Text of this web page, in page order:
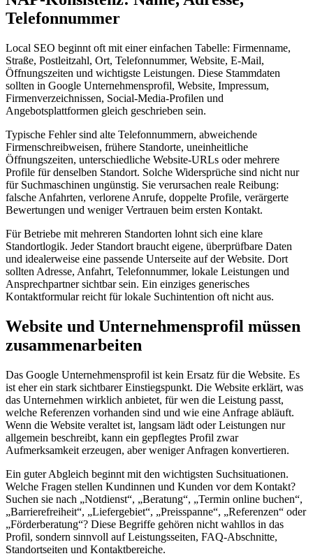
Telefonnummer
Local SEO beginnt oft mit einer einfachen Tabelle: Firmenname,
Straße, Postleitzahl, Ort, Telefonnummer, Website, E-Mail,
Öffnungszeiten und wichtigste Leistungen. Diese Stammdaten
sollten in Google Unternehmensprofil, Website, Impressum,
Firmenverzeichnissen, Social-Media-Profilen und
Angebotsplattformen gleich geschrieben sein.
Typische Fehler sind alte Telefonnummern, abweichende
Firmenschreibweisen, frühere Standorte, uneinheitliche
Öffnungszeiten, unterschiedliche Website-URLs oder mehrere
Profile für denselben Standort. Solche Widersprüche sind nicht nur
für Suchmaschinen ungünstig. Sie verursachen reale Reibung:
falsche Anfahrten, verlorene Anrufe, doppelte Profile, verärgerte
Bewertungen und weniger Vertrauen beim ersten Kontakt.
Für Betriebe mit mehreren Standorten lohnt sich eine klare
Standortlogik. Jeder Standort braucht eigene, überprüfbare Daten
und idealerweise eine passende Unterseite auf der Website. Dort
sollten Adresse, Anfahrt, Telefonnummer, lokale Leistungen und
Ansprechpartner sichtbar sein. Ein einziges generisches
Kontaktformular reicht für lokale Suchintention oft nicht aus.
Website und Unternehmensprofil müssen
zusammenarbeiten
Das Google Unternehmensprofil ist kein Ersatz für die Website. Es
ist eher ein stark sichtbarer Einstiegspunkt. Die Website erklärt, was
das Unternehmen wirklich anbietet, für wen die Leistung passt,
welche Referenzen vorhanden sind und wie eine Anfrage abläuft.
Wenn die Website veraltet ist, langsam lädt oder Leistungen nur
allgemein beschreibt, kann ein gepflegtes Profil zwar
Aufmerksamkeit erzeugen, aber weniger Anfragen konvertieren.
Ein guter Abgleich beginnt mit den wichtigsten Suchsituationen.
Welche Fragen stellen Kundinnen und Kunden vor dem Kontakt?
Suchen sie nach „Notdienst“, „Beratung“, „Termin online buchen“,
„Barrierefreiheit“, „Liefergebiet“, „Preisspanne“, „Referenzen“ oder
„Förderberatung“? Diese Begriffe gehören nicht wahllos in das
Profil, sondern sinnvoll auf Leistungsseiten, FAQ-Abschnitte,
Standortseiten und Kontaktbereiche.